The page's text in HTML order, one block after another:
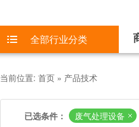
全部行业分类
当前位置: 首页 » 产品技术
已选条件： 废气处理设备